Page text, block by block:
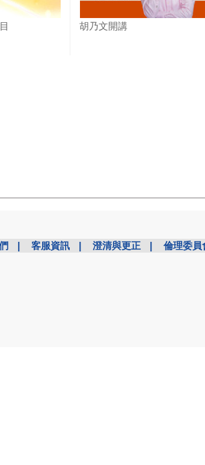
胡乃文開講
客服資訊 澄清與更正 倫理委員